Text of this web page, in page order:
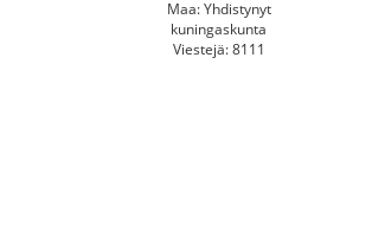
Maa: Yhdistynyt
kuningaskunta
Viestejä: 8111